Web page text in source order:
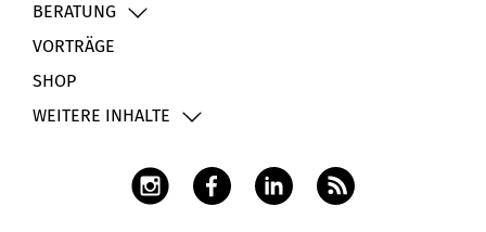
BERATUNG
VORTRÄGE
SHOP
WEITERE INHALTE